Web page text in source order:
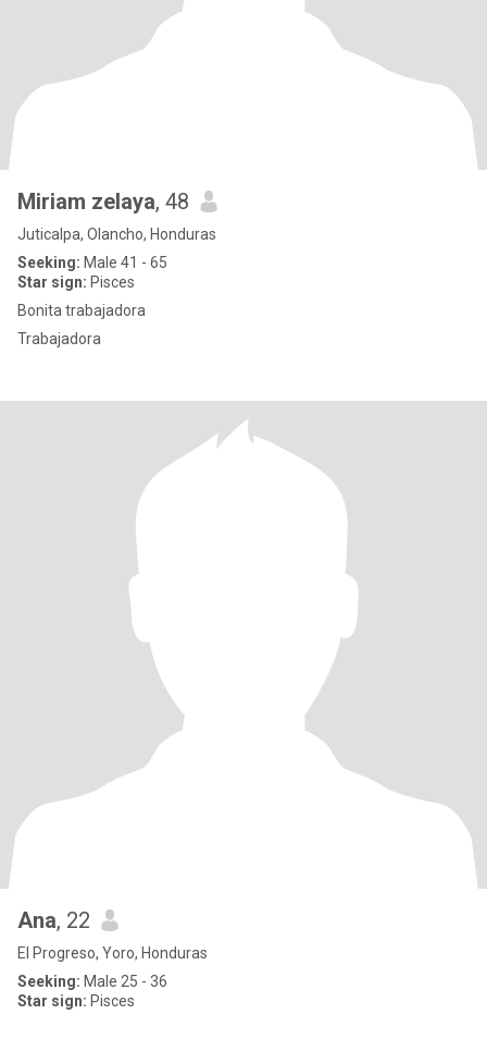
Miriam zelaya, 48
Juticalpa, Olancho, Honduras
Seeking: Male 41 - 65
Star sign: Pisces
Bonita trabajadora
Trabajadora
Ana, 22
El Progreso, Yoro, Honduras
Seeking: Male 25 - 36
Star sign: Pisces